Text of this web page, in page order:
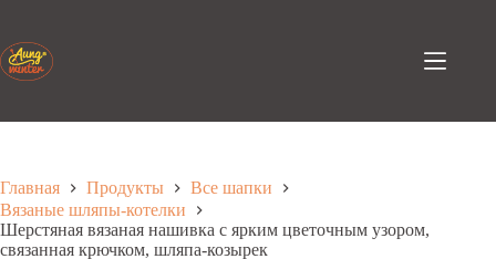
содержанию
Главная Продукты
Все шапки
Вязаные шляпы-котелки
Шерстяная вязаная нашивка с ярким цветочным узором,
связанная крючком, шляпа-козырек